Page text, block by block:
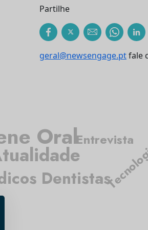
Partilhe
geral@newsengage.ptfale
Dentistas
OralEntrevista